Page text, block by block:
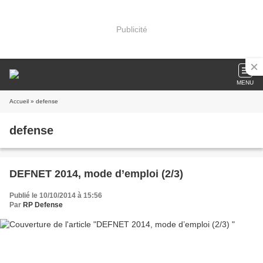
Publicité
MENU
Accueil » defense
defense
DEFNET 2014, mode d’emploi (2/3)
Publié le 10/10/2014 à 15:56
Par RP Defense